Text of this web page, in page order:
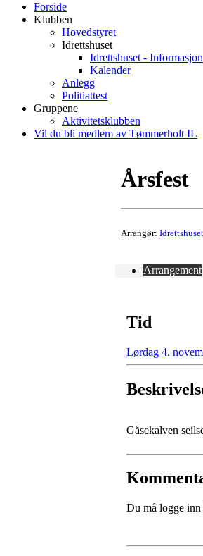
Forside
Klubben
Hovedstyret
Idrettshuset
Idrettshuset - Informasjon
Kalender
Anlegg
Politiattest
Gruppene
Aktivitetsklubben
Vil du bli medlem av Tømmerholt IL
Årsfest
Arrangør: Idrettshuset
Arrangement
Tid
Lørdag 4.
Gåsekalven
Du må logge inn